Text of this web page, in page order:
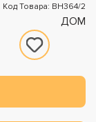
Код Товара: ВН364/2
ДОМ